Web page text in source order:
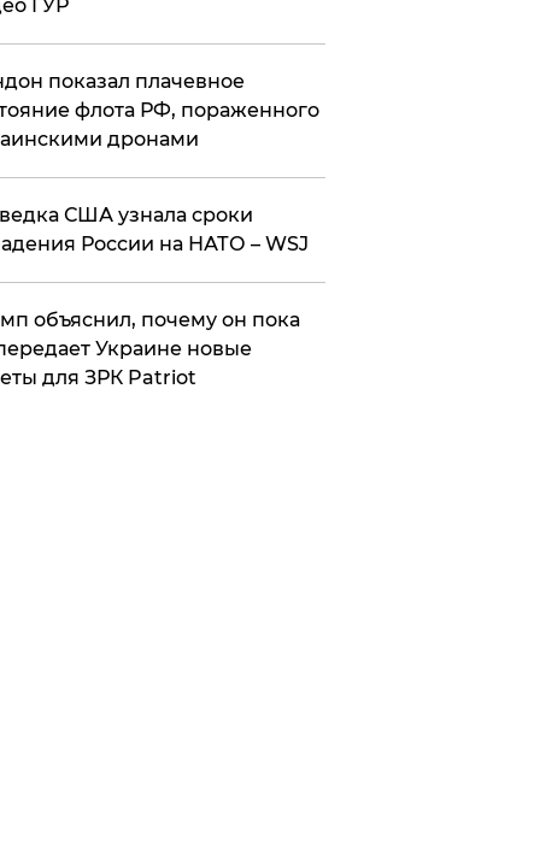
ГУР
показал плачевное
флота РФ, пораженного
дронами
США узнала сроки
России на НАТО – WSJ
объяснил, почему он пока
Украине новые
для ЗРК Patriot